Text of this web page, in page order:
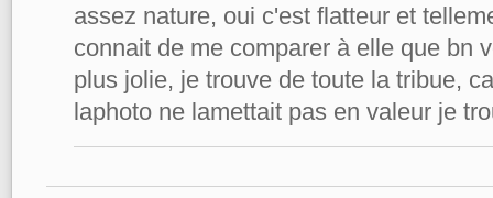
assez nature, oui c'est flatteur et
connait de me comparer à elle que bn
plus jolie, je trouve de toute la tribue,
laphoto ne lamettait pas en valeur je